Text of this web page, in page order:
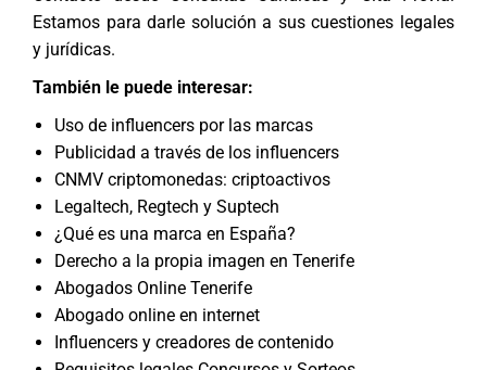
Estamos para darle solución a sus cuestiones legales
y jurídicas.
También le puede interesar:
Uso de influencers por las marcas
Publicidad a través de los influencers
CNMV criptomonedas: criptoactivos
Legaltech, Regtech y Suptech
¿Qué es una marca en España?
Derecho a la propia imagen en Tenerife
Abogados Online Tenerife
Abogado online en internet
Influencers y creadores de contenido